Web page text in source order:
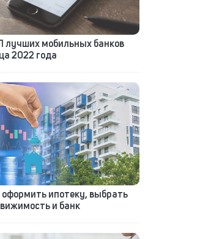
лучших мобильных банков
2022 года
оформить ипотеку, выбрать
и банк